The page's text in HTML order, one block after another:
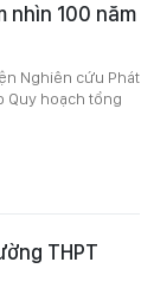
nhìn 100 năm
Nghiên cứu Phát
Quy hoạch tổng
THPT